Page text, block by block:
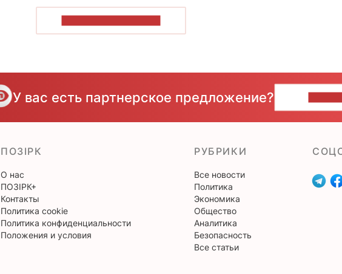
У вас есть партнерское предложение?
ПОЗІРК
О нас
ПОЗІРК+
Контакты
Политика cookie
Политика конфиденциальности
Положения и условия
РУБРИКИ
Все новости
Политика
Экономика
Общество
Аналитика
Безопасность
Все статьи